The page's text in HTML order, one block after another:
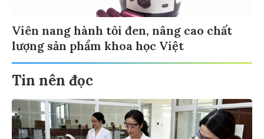
Viên nang hành tỏi đen, nâng cao chất
lượng sản phẩm khoa học Việt
Tin nên đọc